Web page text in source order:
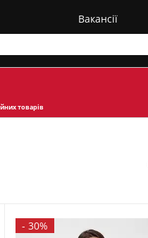
Вакансії
товарів
- 30%